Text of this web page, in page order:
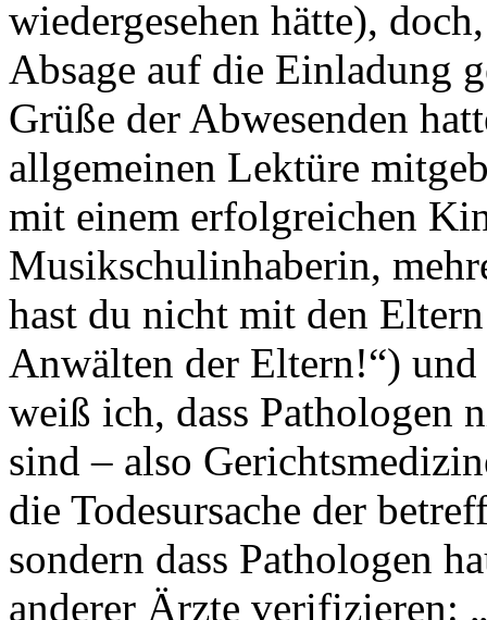
wiedergesehen hätte),
Absage auf die Einladung
Grüße der Abwesenden
allgemeinen Lektüre
mit einem erfolgreichen
Musikschulinhaberin,
hast du nicht mit den
Anwälten der Eltern!“)
weiß ich, dass Pathologen
sind – also
die Todesursache der
sondern dass Pathologen
anderer Ärzte verifizieren: